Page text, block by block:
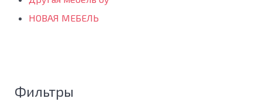
НОВАЯ МЕБЕЛЬ
Фильтры